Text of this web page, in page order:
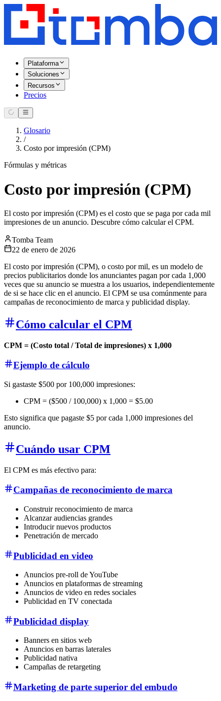
Plataforma
Soluciones
Recursos
Precios
Glosario
/
Costo por impresión (CPM)
Fórmulas y métricas
Costo por impresión (CPM)
El costo por impresión (CPM) es el costo que se paga por cada mil
impresiones de un anuncio. Descubre cómo calcular el CPM.
Tomba Team
22 de enero de 2026
El costo por impresión (CPM), o costo por mil, es un modelo de
precios publicitarios donde los anunciantes pagan por cada 1,000
veces que su anuncio se muestra a los usuarios, independientemente
de si se hace clic en el anuncio. El CPM se usa comúnmente para
campañas de reconocimiento de marca y publicidad display.
Cómo calcular el CPM
CPM = (Costo total / Total de impresiones) x 1,000
Ejemplo de cálculo
Si gastaste $500 por 100,000 impresiones:
CPM = ($500 / 100,000) x 1,000 = $5.00
Esto significa que pagaste $5 por cada 1,000 impresiones del
anuncio.
Cuándo usar CPM
El CPM es más efectivo para:
Campañas de reconocimiento de marca
Construir reconocimiento de marca
Alcanzar audiencias grandes
Introducir nuevos productos
Penetración de mercado
Publicidad en video
Anuncios pre-roll de YouTube
Anuncios en plataformas de streaming
Anuncios de video en redes sociales
Publicidad en TV conectada
Publicidad display
Banners en sitios web
Anuncios en barras laterales
Publicidad nativa
Campañas de retargeting
Marketing de parte superior del embudo